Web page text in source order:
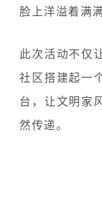
脸上洋溢着满
此次活动不仅
社区搭建起一
台，让文明家
然传递。